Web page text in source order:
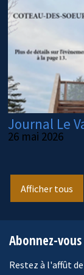
Journal Le
26 mai 2026
Afficher tous
Abonnez-
Restez à l'affût